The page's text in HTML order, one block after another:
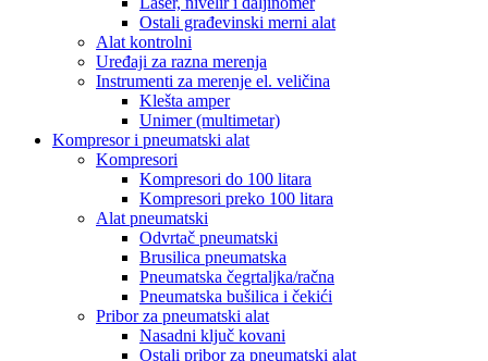
Ostali građevinski merni alat
Alat kontrolni
Uređaji za razna merenja
Instrumenti za merenje el. veličina
Klešta amper
Unimer (multimetar)
Kompresor i pneumatski alat
Kompresori
Kompresori do 100 litara
Kompresori preko 100 litara
Alat pneumatski
Odvrtač pneumatski
Brusilica pneumatska
Pneumatska čegrtaljka/račna
Pneumatska bušilica i čekići
Pribor za pneumatski alat
Nasadni ključ kovani
Ostali pribor za pneumatski alat